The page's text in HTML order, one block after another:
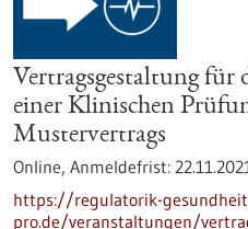
Vertragsgestaltung
einer Klinischen
Mustervertrags
Online, Anmeldefrist:
https://regulatorik-
pro.de/veranstaltungen/